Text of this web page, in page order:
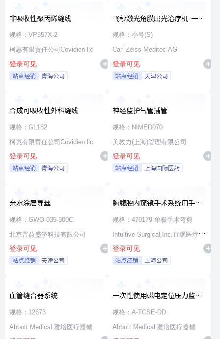
非吸收性聚丙烯缝线
规格：VP557X-2
柯惠有限责任公司Covidien llc
登录可见
站点经销 青海公司
飞秒激光角膜屈光治疗机-一次
性使用无菌治疗包
规格：小号(S)
Carl Zeiss Meditec AG
登录可见
站点经销 天津公司
合成可吸收性外科缝线
规格：GL182
柯惠有限责任公司Covidien llc
登录可见
站点经销 青海公司
神经监护气管插管
规格：NIMED070
美敦力(上海)管理有限公司
登录可见
站点经销 上海国际医药
亲水涂层导丝
规格：GWO-035-300C
北京普益盛济科技有限公司
登录可见
站点经销 天津公司
胸腹腔内窥镜手术系统用手术
器械
规格：470179 单极手术弯剪
Intuitive Surgical,Inc.直观医疗公
司
登录可见
站点经销 上海公司
血管缝合器系统
规格：12673
Abbott Medical 雅培医疗器械
一次性使用磁电定位压力监测
消融导管
规格：A-TCSE-DD
Abbott Medical 雅培医疗器械